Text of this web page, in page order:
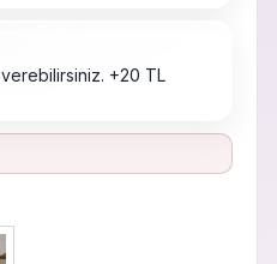
+20 TL